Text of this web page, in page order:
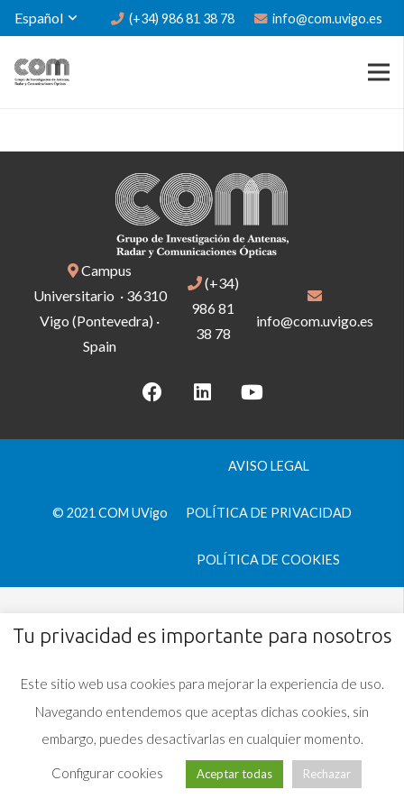
Español (+34) 986 81 38 78 info@com.uvigo.es
Campus
Universitario · 36310
Vigo (Pontevedra) ·
Spain
(+34)
986 81
38 78
info@com.uvigo.es
© 2021 COM UVigo
AVISO LEGAL
POLÍTICA DE PRIVACIDAD
POLÍTICA DE COOKIES
Tu privacidad es importante para nosotros
Este sitio web usa cookies para mejorar la experiencia de uso.
Navegando entendemos que aceptas dichas cookies, sin
embargo, puedes desactivarlas en cualquier momento.
Configurar cookies Aceptar todas Rechazar